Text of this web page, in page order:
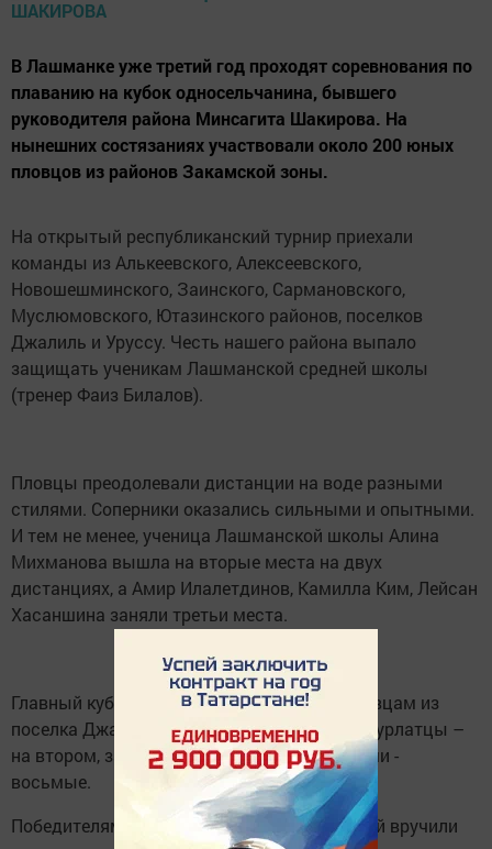
В Лашманке уже третий год проходят соревнования по
плаванию на кубок односельчанина, бывшего
руководителя района Минсагита Шакирова. На
нынешних состязаниях участвовали около 200 юных
пловцов из районов Закамской зоны.
На открытый республиканский турнир приехали
команды из Алькеевского, Алексеевского,
Новошешминского, Заинского, Сармановского,
Муслюмовского, Ютазинского районов, поселков
Джалиль и Уруссу. Честь нашего района выпало
защищать ученикам Лашманской средней школы
(тренер Фаиз Билалов).
Пловцы преодолевали дистанции на воде разными
стилями. Соперники оказались сильными и опытными.
И тем не менее, ученица Лашманской школы Алина
Михманова вышла на вторые места на двух
дистанциях, а Амир Илалетдинов, Камилла Ким, Лейсан
Хасаншина заняли третьи места.
Главный кубок соревнований достался пловцам из
поселка Джалиль. По общим результатам нурлатцы –
на втором, заинцы – на третьем месте. Наши -
восьмые.
Победителям кроме кубка, грамот и медалей вручили